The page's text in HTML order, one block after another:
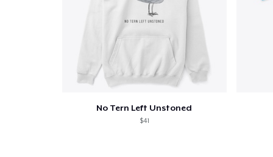
No Tern Left Unstoned
$41